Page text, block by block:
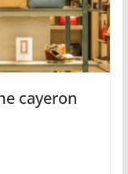
cayeron